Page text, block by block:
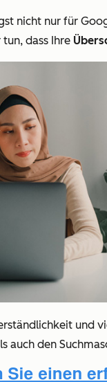
nicht nur für
dass Ihre
und
den